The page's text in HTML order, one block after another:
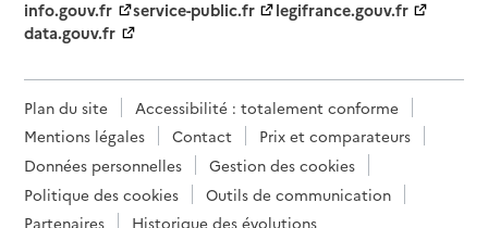
info.gouv.fr
service-public.fr
legifrance.gouv.fr
data.gouv.fr
Plan du site
Accessibilité : totalement conforme
Mentions légales
Contact
Prix et comparateurs
Données personnelles
Gestion des cookies
Politique des cookies
Outils de communication
Partenaires
Historique des évolutions